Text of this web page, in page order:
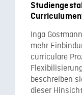
Inga
mehr
curriculare
beschreiben
dieser